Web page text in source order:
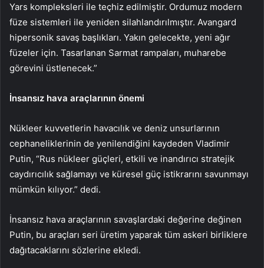
Yars kompleksleri ile teçhiz edilmiştir. Ordumuz modern
füze sistemleri ile yeniden silahlandırılmıştır. Avangard
hipersonik savaş başlıkları. Yakın gelecekte, yeni ağır
füzeler için. Tasarlanan Sarmat rampaları, muharebe
görevini üstlenecek.”
İnsansız hava araçlarının önemi
Nükleer kuvvetlerin havacılık ve deniz unsurlarının
cephaneliklerinin de yenilendiğini kaydeden Vladimir
Putin, “Rus nükleer güçleri, etkili ve inandırıcı stratejik
caydırıcılık sağlamayı ve küresel güç istikrarını savunmayı
mümkün kılıyor.” dedi.
İnsansız hava araçlarının savaşlardaki değerine değinen
Putin, bu araçları seri üretim yaparak tüm askeri birliklere
dağıtacaklarını sözlerine ekledi.